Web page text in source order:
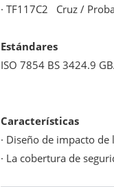
· TF117C2 Cruz /
Estándares
ISO 7854 BS 3424.9
Características
· Diseño de impacto
· La cobertura de